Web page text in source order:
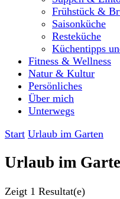
Frühstück &
Saisonküche
Resteküche
Küchentipps
Fitness & Wellness
Natur & Kultur
Persönliches
Über mich
Unterwegs
Start Urlaub im Garten
Urlaub im
Zeigt 1 Resultat(e)